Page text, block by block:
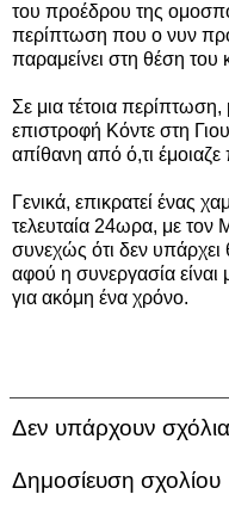
του προέδρου της
περίπτωση που ο νυν
παραμείνει στη θέση του
Σε μια τέτοια
επιστροφή Κόντε στη
απίθανη από ό,τι έμοιαζε
Γενικά, επικρατεί ένας
τελευταία 24ωρα, με τον
συνεχώς ότι δεν υπάρχει
αφού η συνεργασία είναι
για ακόμη ένα χρόνο.
Δεν υπάρχουν
Δημοσίευση σχολίου